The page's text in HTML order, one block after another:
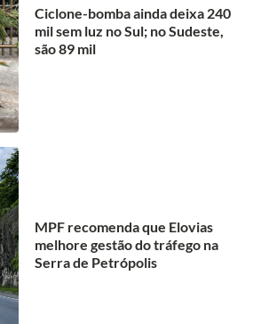
Ciclone-bomba ainda deixa 240
mil sem luz no Sul; no Sudeste,
são 89 mil
MPF recomenda que Elovias
melhore gestão do tráfego na
Serra de Petrópolis